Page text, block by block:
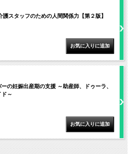
スタッフのための人間関係力【第２版】
の妊娠出産期の支援 ～助産師、ドゥーラ、
～